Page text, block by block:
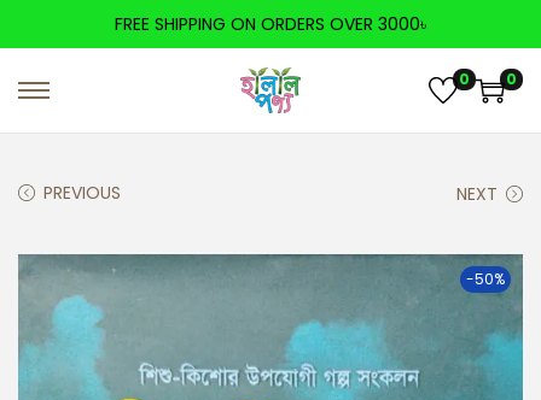
FREE SHIPPING ON ORDERS OVER 3000৳
0 0
PREVIOUS NEXT
-50%